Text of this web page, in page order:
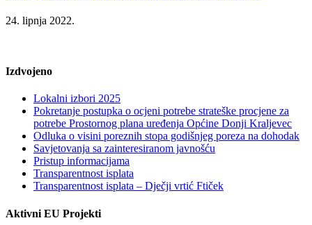
24. lipnja 2022.
Izdvojeno
Lokalni izbori 2025
Pokretanje postupka o ocjeni potrebe strateške procjene za
potrebe Prostornog plana uređenja Općine Donji Kraljevec
Odluka o visini poreznih stopa godišnjeg poreza na dohodak
Savjetovanja sa zainteresiranom javnošću
Pristup informacijama
Transparentnost isplata
Transparentnost isplata – Dječji vrtić Ftiček
Aktivni EU Projekti